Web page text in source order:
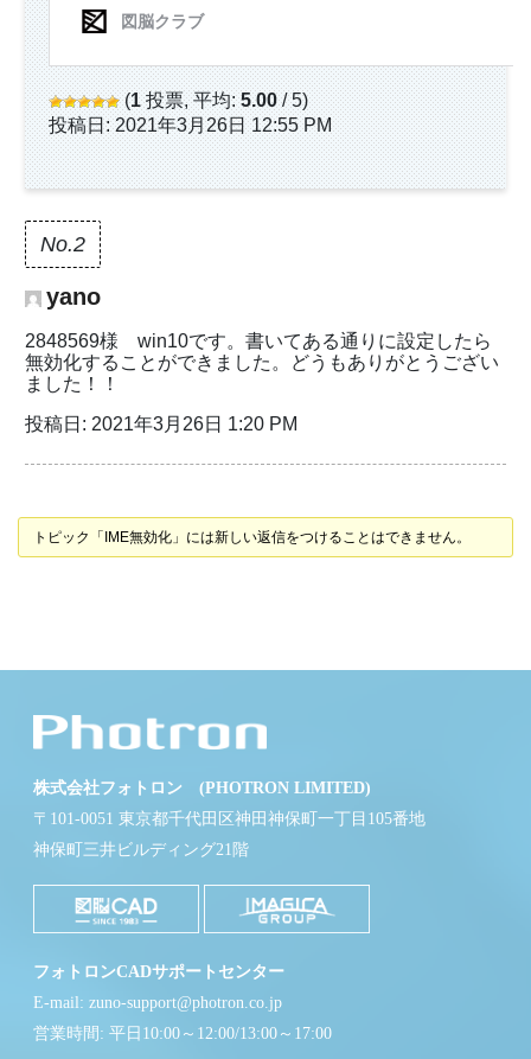
(1投票, 平均:5.00/ 5)
投稿日: 2021年3月26日 12:55 PM
No.2
yano
2848569様 win10です。書いてある通りに設定したら
無効化することができました。どうもありがとうござい
ました！！
投稿日: 2021年3月26日 1:20 PM
トピック「IME無効化」には新しい返信をつけることはできません。
株式会社フォトロン (PHOTRON LIMITED)
〒101-0051 東京都千代田区神田神保町一丁目105番地
神保町三井ビルディング21階
フォトロンCADサポートセンター
E-mail: zuno-support@photron.co.jp
営業時間: 平日10:00～12:00/13:00～17:00